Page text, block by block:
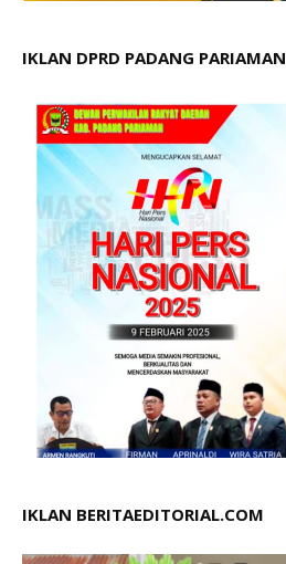
IKLAN DPRD PADANG PARIAMAN
IKLAN BERITAEDITORIAL.COM